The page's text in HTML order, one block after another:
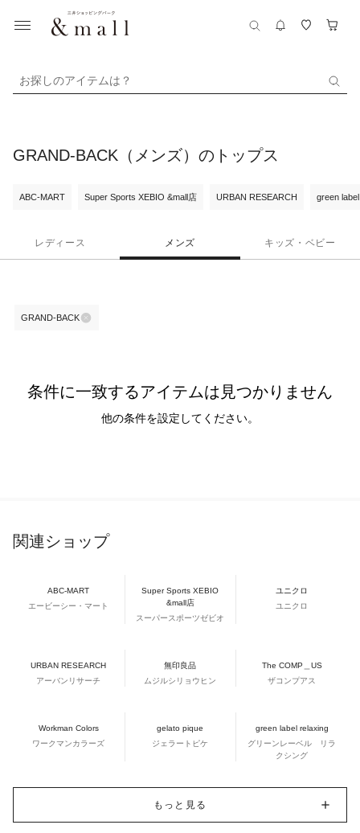
お探しのアイテムは？
GRAND-BACK（メンズ）のトップス
ABC-MART Super Sports XEBIO &mall店 URBAN RESEARCH green
レディース メンズ キッズ・ベビー
GRAND-BACK
条件に一致するアイテムは見つかりません
他の条件を設定してください。
関連ショップ
ABC-MART
エービーシー・マート
Super Sports XEBIO
&mall店
スーパースポーツゼビオ
ユニクロ
ユニクロ
URBAN RESEARCH
アーバンリサーチ
無印良品
ムジルシリョウヒン
The COMP＿US
ザコンプアス
Workman Colors
ワークマンカラーズ
gelato pique
ジェラートピケ
green label relaxing
グリーンレーベル リラ
クシング
もっと見る